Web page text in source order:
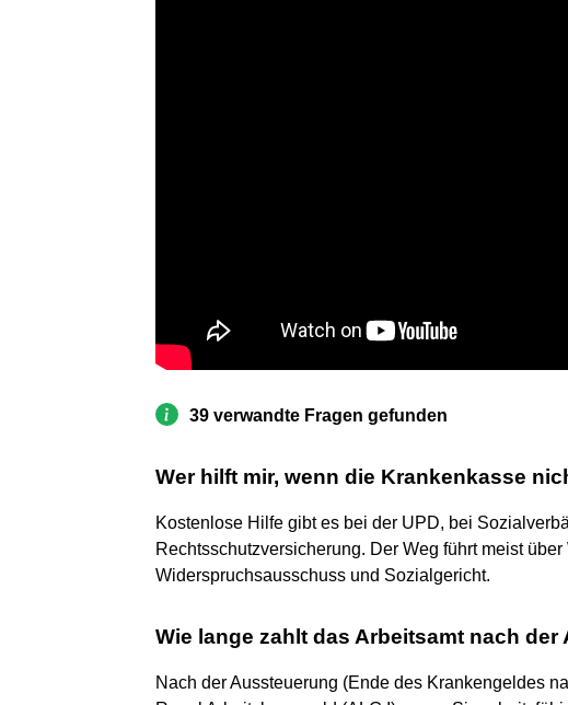
39 verwandte Fragen gefunden
Wer hilft mir, wenn die Krankenkasse
Kostenlose Hilfe gibt es bei der UPD, bei
Rechtsschutzversicherung. Der Weg führt meist
Widerspruchsausschuss und Sozialgericht.
Wie lange zahlt das Arbeitsamt nach der
Nach der Aussteuerung (Ende des Krankengeldes